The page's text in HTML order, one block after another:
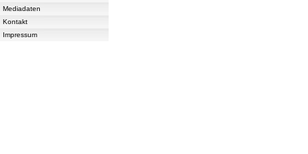
Mediadaten
Kontakt
Impressum